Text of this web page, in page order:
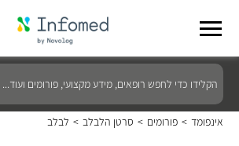
הקלידו
כדי
לחפש
רופאים,
מידע
אינפומד > פורומים > סרטן הלבלב > לבלב